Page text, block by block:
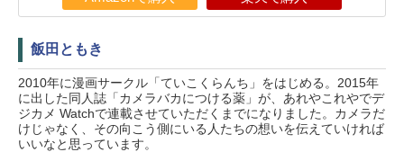
飯田ともき
2010年に漫画サークル「ていこくらんち」をはじめる。2015年
に出した同人誌「カメラバカにつける薬」が、あれやこれやでデ
ジカメ Watchで連載させていただくまでになりました。カメラだ
けじゃなく、その向こう側にいる人たちの想いを伝えていければ
いいなと思っています。